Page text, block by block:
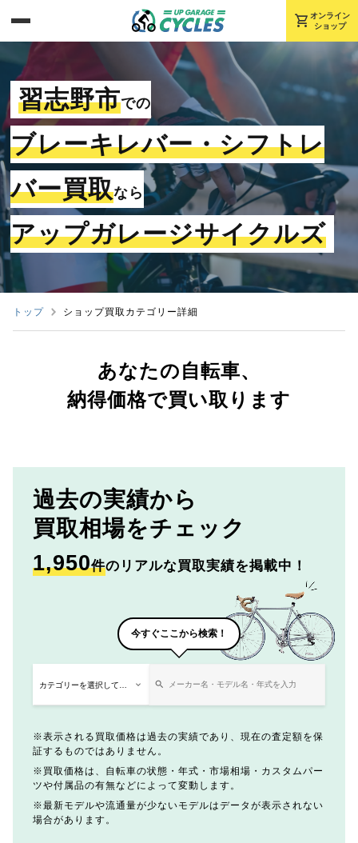
shopping_cart オンライン
ショップ
習志野市での
ブレーキレバー・シフトレ
バー買取なら
アップガレージサイクルズ
トップ ショップ買取カテゴリー詳細
あなたの自転車、
納得価格で買い取ります
過去の実績から
買取相場をチェック
1,950件のリアルな買取実績を掲載中！
今すぐここから検索！
表示される買取価格は過去の実績であり、現在の査定額を保
証するものではありません。
買取価格は、自転車の状態・年式・市場相場・カスタムパー
ツや付属品の有無などによって変動します。
最新モデルや流通量が少ないモデルはデータが表示されない
場合があります。